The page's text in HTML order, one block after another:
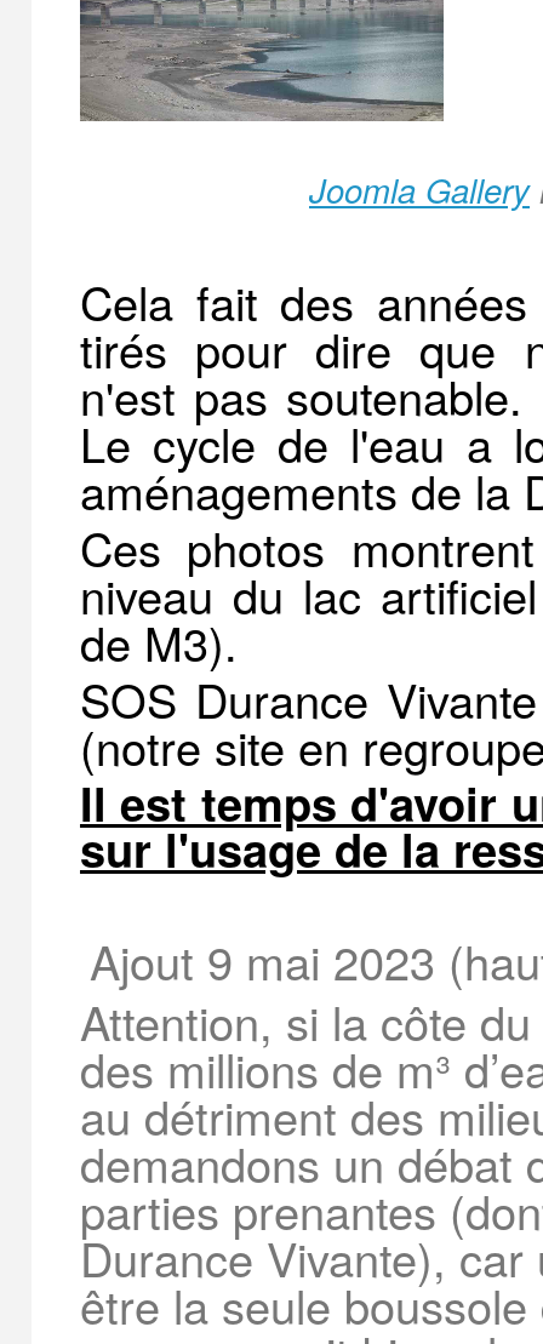
Joomla Gallery
Cela fait des
tirés pour dire que
n'est pas
Le cycle de l'eau a
aménagements de la
Ces photos
niveau du lac
de M3).
SOS Durance
(notre site en
Il est temps d'avoir
sur l'usage de la
Ajout 9 mai 2023
Attention, si la côte
des millions de m³
au détriment des
demandons un débat
parties prenantes
Durance Vivante),
être la seule